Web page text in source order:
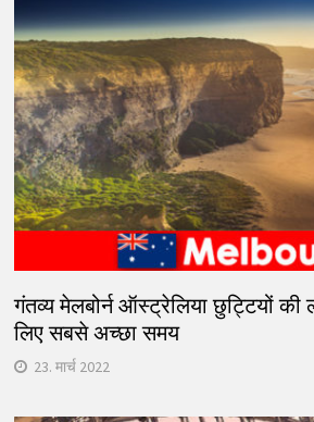
गंतव्य मेलबोर्न ऑस्ट्रेलिया छुट्टियों की
लिए सबसे अच्छा समय
23. मार्च 2022